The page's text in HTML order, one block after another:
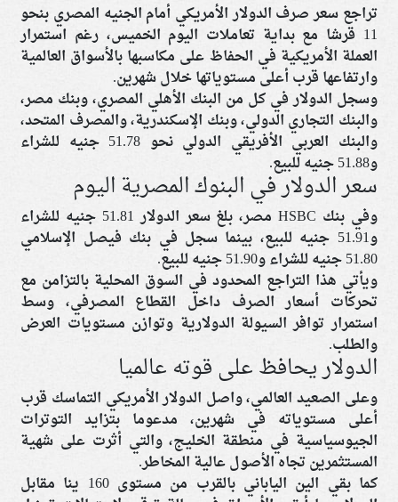
تراجع سعر صرف الدولار الأمريكي أمام الجنيه المصري بنحو
11 قرشا مع بداية تعاملات اليوم الخميس، رغم استمرار
العملة الأمريكية في الحفاظ على مكاسبها بالأسواق العالمية
وارتفاعها قرب أعلى مستوياتها خلال شهرين.
وسجل الدولار في كل من البنك الأهلي المصري، وبنك مصر،
والبنك التجاري الدولي، وبنك الإسكندرية، والمصرف المتحد،
والبنك العربي الأفريقي الدولي نحو 51.78 جنيه للشراء
و51.88 جنيه للبيع.
سعر الدولار في البنوك المصرية اليوم
وفي بنك HSBC مصر، بلغ سعر الدولار 51.81 جنيه للشراء
و51.91 جنيه للبيع، بينما سجل في بنك فيصل الإسلامي
51.80 جنيه للشراء و51.90 جنيه للبيع.
ويأتي هذا التراجع المحدود في السوق المحلية بالتزامن مع
تحركات أسعار الصرف داخل القطاع المصرفي، وسط
استمرار توافر السيولة الدولارية وتوازن مستويات العرض
والطلب.
الدولار يحافظ على قوته عالميا
وعلى الصعيد العالمي، واصل الدولار الأمريكي التماسك قرب
أعلى مستوياته في شهرين، مدعوما بتزايد التوترات
الجيوسياسية في منطقة الخليج، والتي أثرت على شهية
المستثمرين تجاه الأصول عالية المخاطر.
كما بقي الين الياباني بالقرب من مستوى 160 ينا مقابل